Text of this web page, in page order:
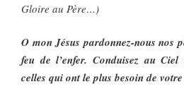
Gloire au Père…)
O mon Jésus pardonnez-nous nos
feu de l’enfer. Conduisez au
celles qui ont le plus besoin de